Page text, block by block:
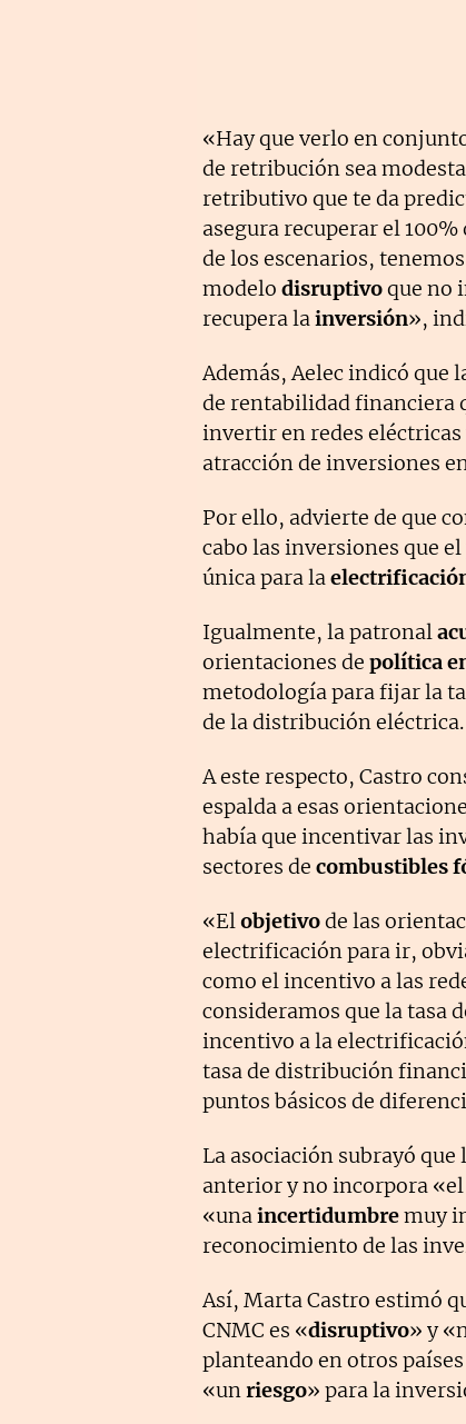
«Hay que verlo en
de retribución sea
retributivo que te da
asegura recuperar el
de los escenarios,
modelo disruptivoque no
recupera lainversión»,
Además, Aelec indicó que
de rentabilidad financiera
invertir en redes eléctricas
atracción de inversiones
Por ello, advierte de que
cabo las inversiones que
única para la
Igualmente, la patronal
orientaciones de política
metodología para fijar la
de la distribución eléctrica.
A este respecto, Castro
espalda a esas
había que incentivar las
sectores de combustibles
«Elobjetivode las
electrificación para ir,
como el incentivo a las
consideramos que la tasa
incentivo a la
tasa de distribución
puntos básicos de
La asociación subrayó
anterior y no incorpora
«unaincertidumbremuy
reconocimiento de las
Así, Marta Castro estimó
CNMC es «disruptivo» y
planteando en otros
«unriesgo» para la